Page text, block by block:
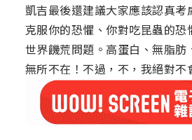
凱吉最後還建議大家應該認真考
克服你的恐懼、你對吃昆蟲的恐
世界饑荒問題。高蛋白、無脂肪
無所不在！不過，不，我絕對不